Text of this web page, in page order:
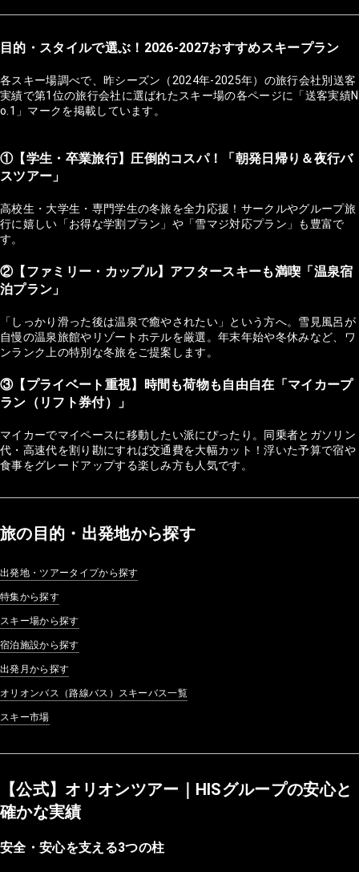
目的・スタイルで選ぶ！2026-2027おすすめスキープラン
各スキー場調べで、昨シーズン（2024年-2025年）の旅行会社別送客
実績で第1位の旅行会社に選ばれたスキー場の各ページに「送客実績N
o.1」マークを掲載しています。
①【学生・卒業旅行】圧倒的コスパ！「朝発日帰り＆夜行バ
スツアー」
高校生・大学生・専門学生の冬旅を全力応援！サークルやグループ旅
行に嬉しい「お得な学割プラン」や「雪マジ対応プラン」も豊富で
す。
②【ファミリー・カップル】アフタースキーも満喫「温泉宿
泊プラン」
「しっかり滑った後は温泉で癒やされたい」という方へ。雪見風呂が
自慢の温泉旅館やリゾートホテルを厳選。年末年始や冬休みなど、ワ
ンランク上の特別な冬旅をご提案します。
③【プライベート重視】時間も荷物も自由自在「マイカープ
ラン（リフト券付）」
マイカーでマイペースに移動したい派にぴったり。同乗者とガソリン
代・高速代を割り勘にすれば交通費を大幅カット！浮いた予算で宿や
食事をグレードアップする楽しみ方も人気です。
旅の目的・出発地から探す
出発地・ツアータイプから探す
特集から探す
スキー場から探す
宿泊施設から探す
出発月から探す
オリオンバス（路線バス）スキーバス一覧
スキー市場
【公式】オリオンツアー｜HISグループの安心と
確かな実績
安全・安心を支える3つの柱